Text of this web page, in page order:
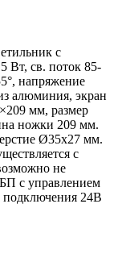
с
Вт, св. поток 85-
напряжение
алюминия, экран
мм, размер
ножки 209 мм.
Ø35х27 мм.
с
не
с управлением
24В